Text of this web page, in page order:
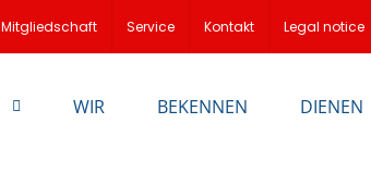
Mitgliedschaft Service Kontakt Legal notice
WIR BEKENNEN DIENEN